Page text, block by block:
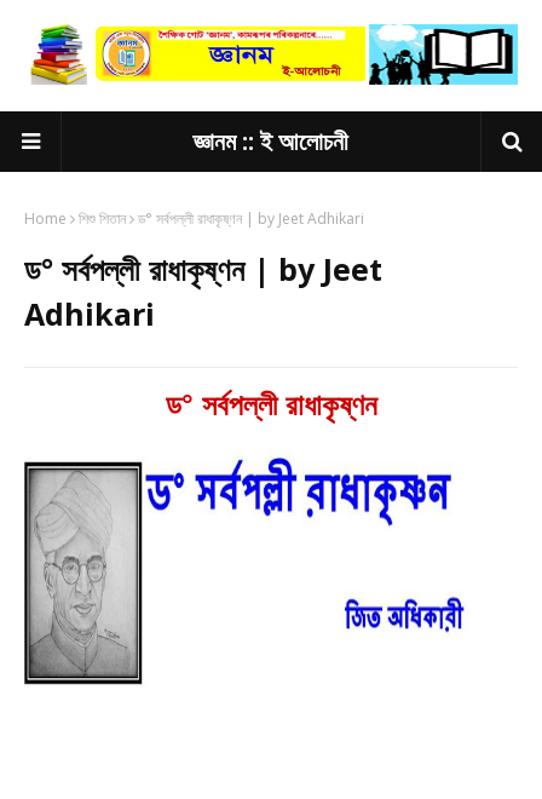
জ্ঞানম :: ই আলোচনী
Home শিশু শিতান ড° সর্বপল্লী রাধাকৃষ্ণন | by Jeet Adhikari
ড° সর্বপল্লী রাধাকৃষ্ণন | by Jeet
Adhikari
ড° সর্বপল্লী রাধাকৃষ্ণন